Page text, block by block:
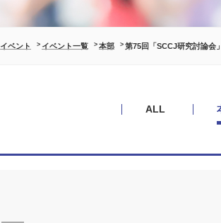
イベント イベント一覧 本部 第75回「SCCJ研究討論会
ALL